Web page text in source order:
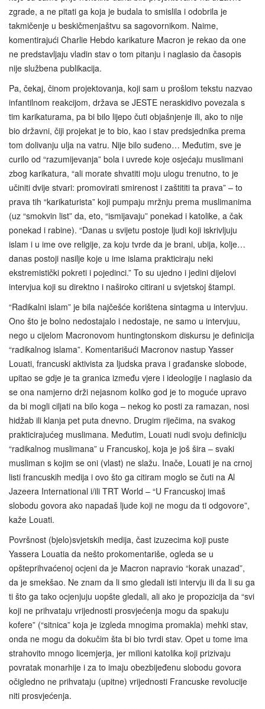
zgrade, a ne pitati ga koja je budala to smislila i odobrila je
takmičenje u beskičmenjaštvu sa sagovornikom. Naime,
komentirajući Charlie Hebdo karikature Macron je rekao da one
ne predstavljaju vladin stav o tom pitanju i naglasio da časopis
nije službena publikacija.
Pa, čekaj, činom projektovanja, koji sam u prošlom tekstu nazvao
infantilnom reakcijom, država se JESTE neraskidivo povezala s
tim karikaturama, pa bi bilo lijepo čuti objašnjenje ili, ako to nije
bio državni, čiji projekat je to bio, kao i stav predsjednika prema
tom dolivanju ulja na vatru. Nije bilo suđeno… Međutim, sve je
curilo od “razumijevanja” bola i uvrede koje osjećaju muslimani
zbog karikatura, “ali morate shvatiti moju ulogu trenutno, to je
učiniti dvije stvari: promovirati smirenost i zaštititi ta prava” – to
prava tih “karikaturista” koji pumpaju mržnju prema muslimanima
(uz “smokvin list” da, eto, “ismijavaju” ponekad i katolike, a čak
ponekad i rabine). “Danas u svijetu postoje ljudi koji iskrivljuju
islam i u ime ove religije, za koju tvrde da je brani, ubija, kolje…
danas postoji nasilje koje u ime islama prakticiraju neki
ekstremistički pokreti i pojedinci.” To su ujedno i jedini dijelovi
intervjua koji su direktno i naširoko citirani u svjetskoj štampi.
“Radikalni islam” je bila najčešće korištena sintagma u intervjuu.
Ono što je bolno nedostajalo i nedostaje, ne samo u intervjuu,
nego u cijelom Macronovom huntingtonskom diskursu je definicija
“radikalnog islama”. Komentarišući Macronov nastup Yasser
Louati, francuski aktivista za ljudska prava i građanske slobode,
upitao se gdje je ta granica između vjere i ideologije i naglasio da
se ona namjerno drži nejasnom koliko god je to moguće upravo
da bi mogli ciljati na bilo koga – nekog ko posti za ramazan, nosi
hidžab ili klanja pet puta dnevno. Drugim riječima, na svakog
prakticirajućeg muslimana. Međutim, Louati nudi svoju definiciju
“radikalnog muslimana” u Francuskoj, koja je još šira – svaki
musliman s kojim se oni (vlast) ne slažu. Inače, Louati je na crnoj
listi francuskih medija i ovo što ga citiram moglo se čuti na Al
Jazeera International i/ili TRT World – “U Francuskoj imaš
slobodu govora ako napadaš ljude koji ne mogu da ti odgovore”,
kaže Louati.
Površnost (bjelo)svjetskih medija, čast izuzecima koji puste
Yassera Louatia da nešto prokomentariše, ogleda se u
opšteprihvaćenoj ocjeni da je Macron napravio “korak unazad”,
da je smekšao. Ne znam da li smo gledali isti intervju ili da li su ga
ti što ga tako ocjenjuju uopšte gledali, ali ako je propozicija da “svi
koji ne prihvataju vrijednosti prosvjećenja mogu da spakuju
kofere” (“sitnica” koja je izgleda mnogima promakla) mehki stav,
onda ne mogu da dokučim šta bi bio tvrdi stav. Opet u tome ima
strahovito mnogo licemjerja, jer milioni katolika koji prizivaju
povratak monarhije i za to imaju obezbijeđenu slobodu govora
očigledno ne prihvataju (upitne) vrijednosti Francuske revolucije
niti prosvjećenja.